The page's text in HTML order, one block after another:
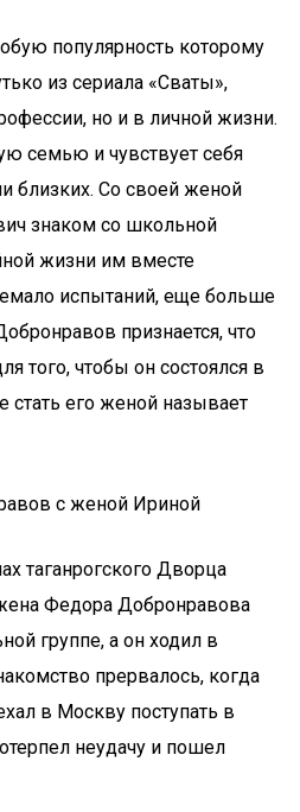
популярность которому
из сериала «Сваты»,
но и в личной жизни.
семью и чувствует себя
близких. Со своей женой
знаком со школьной
жизни им вместе
испытаний, еще больше
признается, что
того, чтобы он состоялся в
стать его женой называет
с женой Ириной
таганрогского Дворца
Федора Добронравова
группе, а он ходил в
прервалось, когда
в Москву поступать в
неудачу и пошел